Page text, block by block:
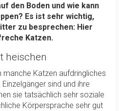
den Boden und wie kann
Es ist sehr wichtig,
zu besprechen: Hier
Katzen.
heischen
manche Katzen aufdringliches
sind und ihre
sie tatsächlich sehr soziale
Körpersprache sehr gut